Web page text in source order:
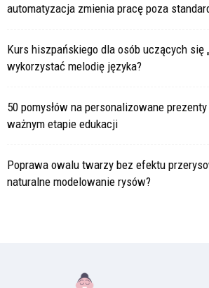
automatyzacja zmienia pracę poza
Kurs hiszpańskiego dla osób uczących się
wykorzystać melodię języka?
50 pomysłów na personalizowane
ważnym etapie edukacji
Poprawa owalu twarzy bez efektu
naturalne modelowanie rysów?